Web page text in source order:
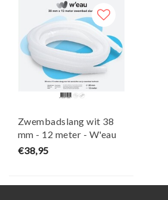
Zwembadslang wit 38
mm - 12 meter - W'eau
€38,95